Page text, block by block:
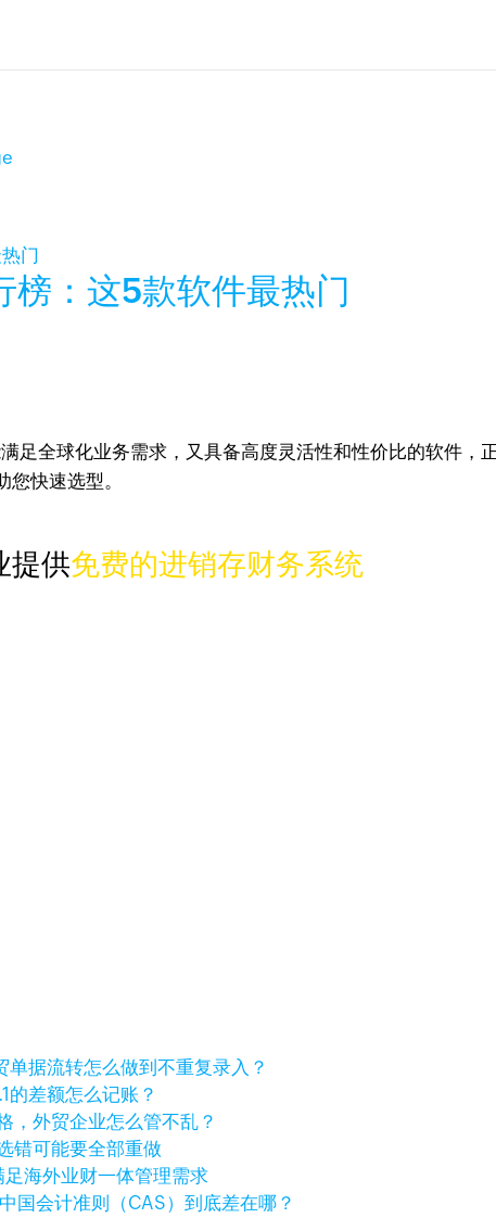
：这5款软件最热门
足全球化业务需求，又具备高度灵活性和性价比的软件
快速选型。
提供免费的进销存财务系统
据流转怎么做到不重复录入？
的差额怎么记账？
，外贸企业怎么管不乱？
错可能要全部重做
海外业财一体管理需求
国会计准则（CAS）到底差在哪？